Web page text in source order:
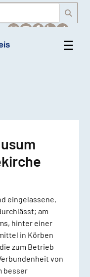
☰
eingelassene,
am
hinter einer
in Körben
zum Betrieb
von
besser